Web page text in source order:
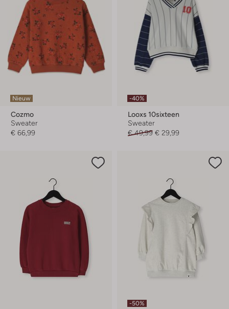
Nieuw
Cozmo
Sweater
€ 66,99
-40%
Looxs 10sixteen
Sweater
€ 49,99 € 29,99
-50%